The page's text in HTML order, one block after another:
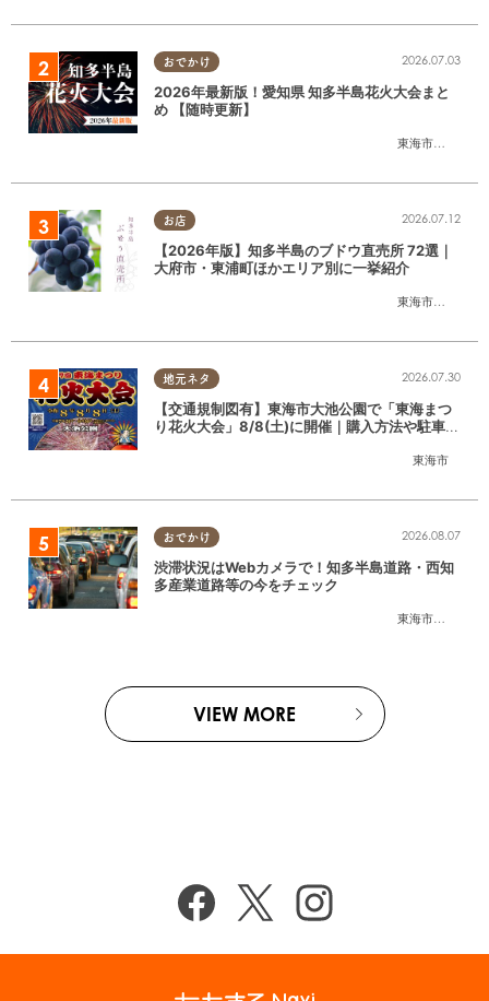
おでかけ
東海市
,大府市
2026.07.03
2026年最新版！愛知県 知多半島花火大会まと
め 【随時更新】
お店
東海市
,大府市
2026.07.12
【2026年版】知多半島のブドウ直売所 72選｜
大府市・東浦町ほかエリア別に一挙紹介
地元ネタ
東海市
2026.07.30
【交通規制図有】東海市大池公園で「東海まつ
り花火大会」8/8(土)に開催｜購入方法や駐車場
おでかけ
東海市
,大府市
2026.08.07
渋滞状況はWebカメラで！知多半島道路・西知
多産業道路等の今をチェック
VIEW MORE